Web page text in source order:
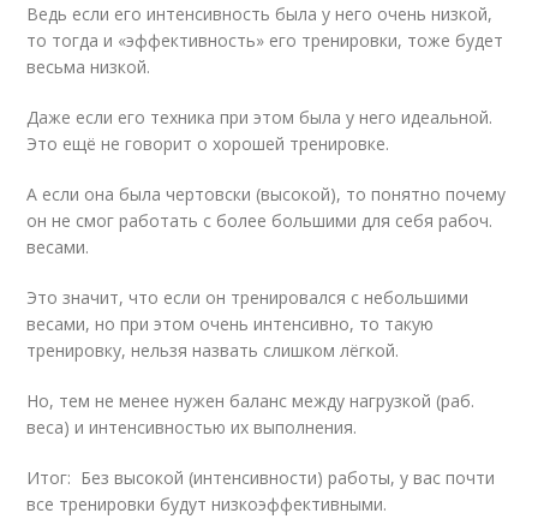
Ведь если его интенсивность была у него очень низкой,
то тогда и «эффективность» его тренировки, тоже будет
весьма низкой.
Даже если его техника при этом была у него идеальной.
Это ещё не говорит о хорошей тренировке.
А если она была чертовски (высокой), то понятно почему
он не смог работать с более большими для себя рабоч.
весами.
Это значит, что если он тренировался с небольшими
весами, но при этом очень интенсивно, то такую
тренировку, нельзя назвать слишком лёгкой.
Но, тем не менее нужен баланс между нагрузкой (раб.
веса) и интенсивностью их выполнения.
Итог: Без высокой (интенсивности) работы, у вас почти
все тренировки будут низкоэффективными.